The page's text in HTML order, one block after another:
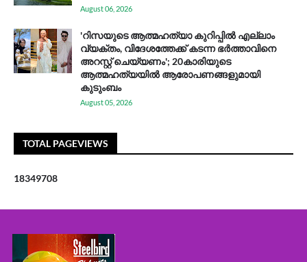
August 06, 2026
'റിസയുടെ ആത്മഹത്യാ കുറിപ്പിൽ എല്ലാം
വ്യക്തം, വിദേശത്തേക്ക് കടന്ന ഭർത്താവിനെ
അറസ്റ്റ് ചെയ്യണം'; 20കാരിയുടെ
ആത്മഹത്യയിൽ ആരോപണങ്ങളുമായി
കുടുംബം
August 05, 2026
TOTAL PAGEVIEWS
18349708